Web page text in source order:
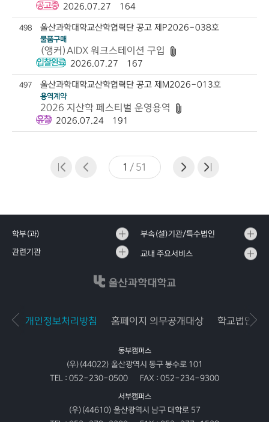
공고중 2026.07.27 164
498 울산과학대학교산학협력단 공고 제P2026-038호
물품구매
(앵커)AIDX 워크스테이션 구입
입찰완료 2026.07.27 167
497 울산과학대학교산학협력단 공고 제M2026-013호
용역계약
2026 지산학 페스티벌 운영용역
유찰 2026.07.24 191
1 / 51
동부캠퍼스
(우)(44022) 울산광역시 동구 봉수로 101
TEL : 052-230-0500 FAX : 052-234-9300
서부캠퍼스
(우)(44610) 울산광역시 남구 대학로 57
개인정보처리방침 홈페이지 의무공개대상 학교법인공
학부(과) 부속(설)기관/특수법인
관련기관 교내 주요서비스